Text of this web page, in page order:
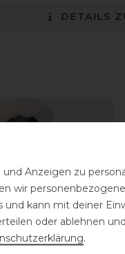
DETAILS
Anzeigen zu
wir
und kann mit deiner
oder ablehnen
.